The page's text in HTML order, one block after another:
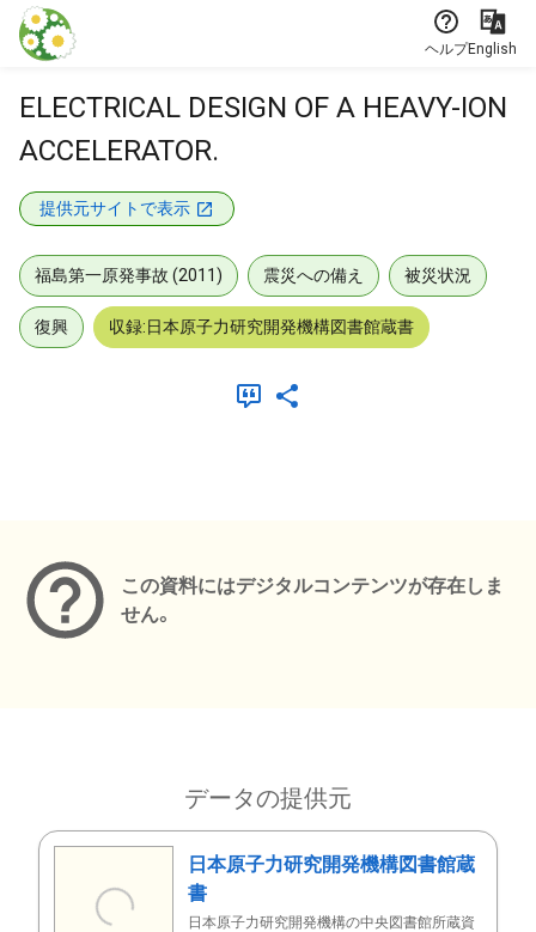
本文に飛ぶ
ヘルプEnglish
ELECTRICAL DESIGN OF A HEAVY-ION
ACCELERATOR.
提供元サイトで表示
福島第一原発事故 (2011) 震災への備え 被災状況
復興 収録:日本原子力研究開発機構図書館蔵書
この資料にはデジタルコンテンツが存在しま
せん。
データの提供元
日本原子力研究開発機構図書館蔵
書
日本原子力研究開発機構の中央図書館所蔵資